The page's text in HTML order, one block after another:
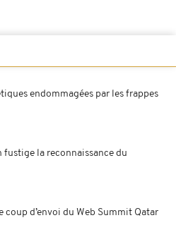
endommagées par les frappes
fustige la reconnaissance du
coup d’envoi du Web Summit Qatar